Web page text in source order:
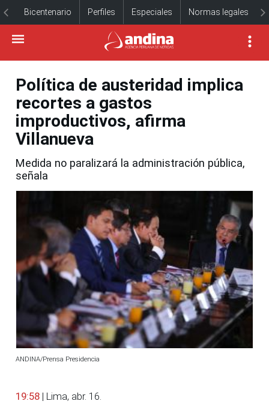
Bicentenario Perfiles Especiales Normas legales
Política de austeridad implica
recortes a gastos
improductivos, afirma
Villanueva
Medida no paralizará la administración pública,
señala
ANDINA/Prensa Presidencia
19:58 | Lima, abr. 16.